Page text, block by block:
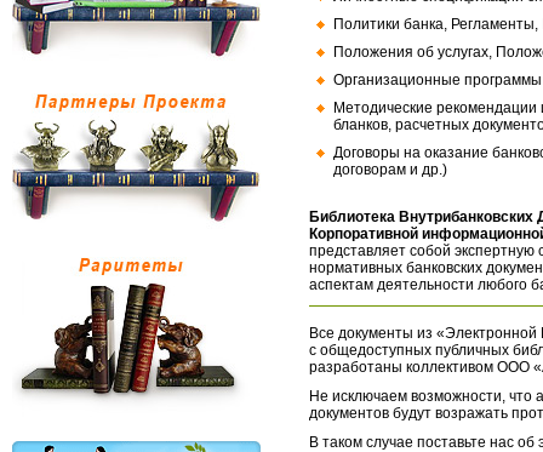
Политики банка,
Положения об услугах,
Организационные
Методические
бланков, расчетных
Договоры на оказание
договорам и др.)
Библиотека
Корпоративной
представляет собой экспертную
нормативных банковских
аспектам деятельности любого
Все документы из «Электронной
с общедоступных публичных
разработаны коллективом ООО
Не исключаем возможности, что
документов будут возражать
В таком случае поставьте нас